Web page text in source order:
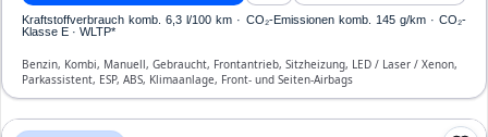
Kraftstoffverbrauch komb. 6,3 l/100 km · CO₂-Emissionen komb. 145 g/km · CO₂-
Klasse E · WLTP*
Benzin, Kombi, Manuell, Gebraucht, Frontantrieb, Sitzheizung, LED / Laser / Xenon,
Parkassistent, ESP, ABS, Klimaanlage, Front- und Seiten-Airbags